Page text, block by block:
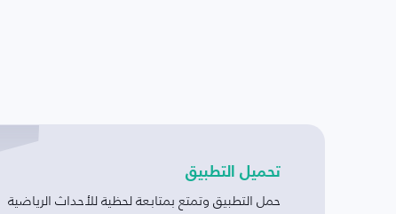
تحميل التطبيق
حمل التطبيق وتمتع بمتابعة لحظية للأحداث الرياضية